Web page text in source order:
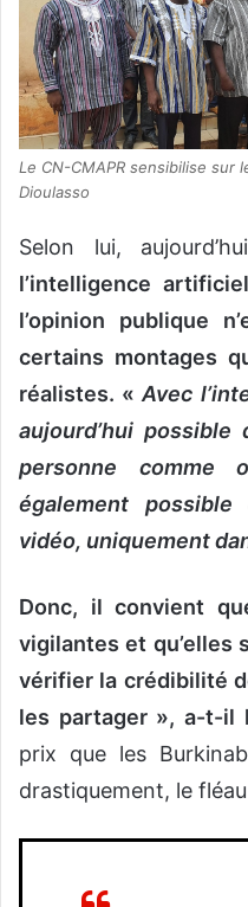
Le CN-CMAPR sensibilise sur
Dioulasso
Selon lui,
l’intelligence
l’opinion publique
certains montages
réalistes. «Avec
aujourd’hui possible
personne
également
vidéo, uniquement
Donc, il convient
vigilantes et qu’elles
vérifier la crédibilité
les partager », a-t-il
prix que les
drastiquement, le